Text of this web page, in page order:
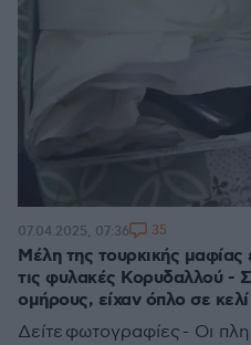
Μέλη της τουρκικής
τις φυλακές Κορυδαλλού -
ομήρους, είχαν όπλο σε κελί
Δείτε φωτογραφίες - Οι
07.04.2025, 07:36 35